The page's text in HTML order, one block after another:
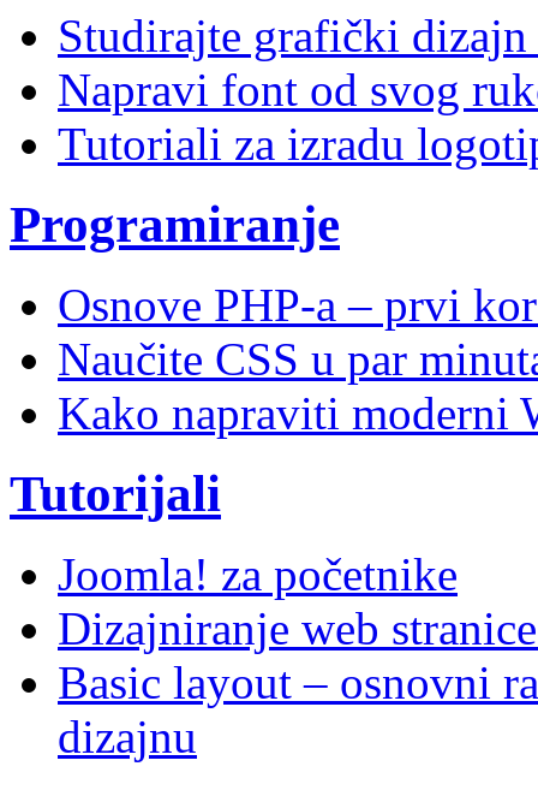
Studirajte grafički dizajn
Napravi font od svog
Tutoriali za izradu
Programiranje
Osnove PHP-a – prvi
Naučite CSS u par
Kako napraviti moderni
Tutorijali
Joomla! za početnike
Dizajniranje web
Basic layout – osnovni
dizajnu